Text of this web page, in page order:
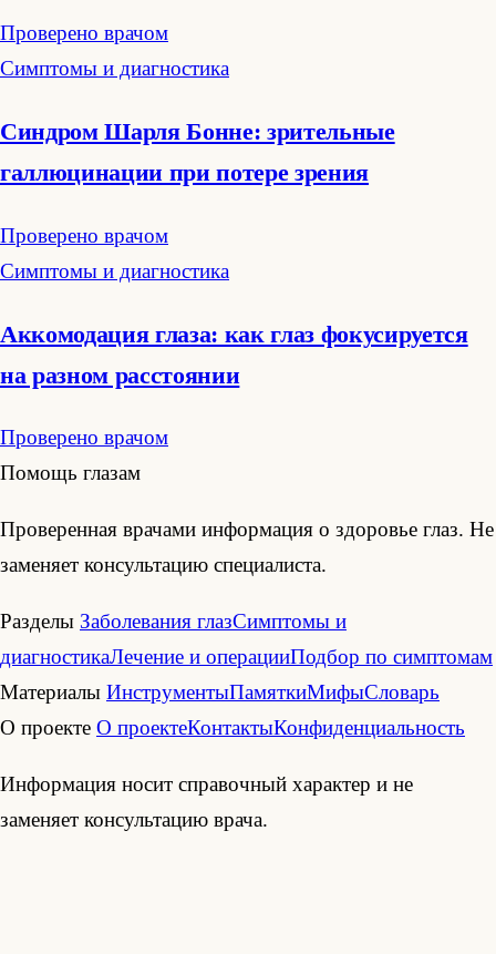
Проверено врачом
Симптомы и диагностика
Синдром Шарля Бонне: зрительные
галлюцинации при потере зрения
Проверено врачом
Симптомы и диагностика
Аккомодация глаза: как глаз фокусируется
на разном расстоянии
Проверено врачом
Помощь глазам
Проверенная врачами информация о здоровье глаз. Не
заменяет консультацию специалиста.
Разделы Заболевания глазСимптомы и
диагностикаЛечение и операцииПодбор по симптомам
Материалы ИнструментыПамяткиМифыСловарь
О проекте О проектеКонтактыКонфиденциальность
Информация носит справочный характер и не
заменяет консультацию врача.